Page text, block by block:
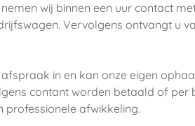
wij binnen een uur contact
Vervolgens ontvangt u
in en kan onze eigen
contant worden betaald of
professionele afwikkeling.